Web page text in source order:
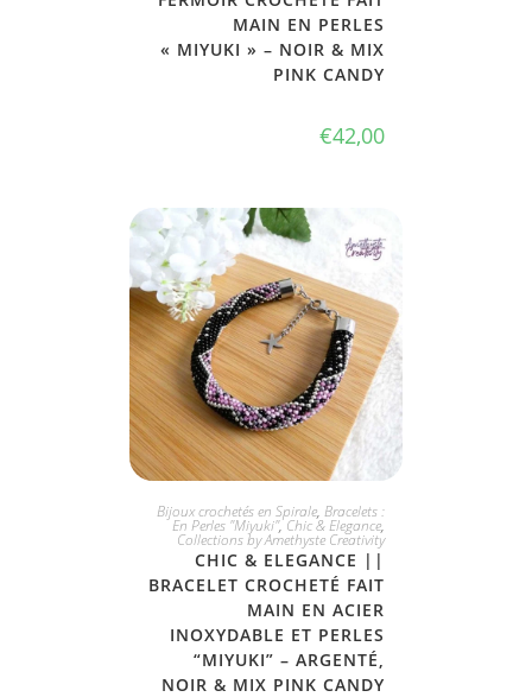
MAIN EN PERLES
« MIYUKI » – NOIR & MIX
PINK CANDY
€42,00
JE L'ADOPTE
Bijoux crochetés en Spirale, Bracelets :
En Perles "Miyuki",Chic & Elegance,
Collections by Amethyste Creativity
CHIC & ELEGANCE ||
BRACELET CROCHETÉ FAIT
MAIN EN ACIER
INOXYDABLE ET PERLES
“MIYUKI” – ARGENTÉ,
NOIR & MIX PINK CANDY